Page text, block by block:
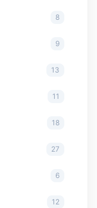
8
9
13
11
18
27
6
12